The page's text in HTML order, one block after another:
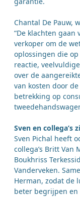
Chantal De Pauw,
“De klachten gaan
verkoper om de
oplossingen die
reactie,
over de
van kosten door
betrekking op
Sven en collega’s
Sven Pichal heeft
collega’s Britt Van
Boukhriss
Vanderveken.
Herman, zodat de
beter begrijpen